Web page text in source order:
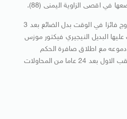
في اقصى الزاوية اليمنى (88).
وكان ليفربول على وشك الخروج فائزا في الوقت بدل الضائع بعد 3
البديل النيجيري فيكتور موزس
مع اطلاق صافرة الحكم
واحتمال ضياع فرصة احراز اللقب الاول بعد 24 عاما من المحاولات